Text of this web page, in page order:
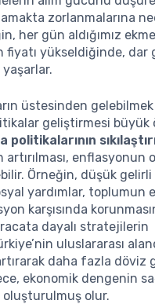
zorlanmalarına
her gün aldığımız
fiyatı yükseldiğinde, dar
üstesinden
geliştirmesi büyük
politikalarının
artırılması, enflasyonun
Örneğin, düşük gelirli
yardımlar, toplumun
karşısında
dayalı stratejilerin
uluslararası
daha fazla döviz
ekonomik dengenin
olur.